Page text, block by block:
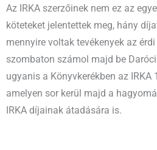
Az IRKA szerzőinek nem ez az
köteteket jelentettek meg, hány
mennyire voltak tevékenyek az
szombaton számol majd be
ugyanis a Könyvkerékben az IRKA
amelyen sor kerül majd a
IRKA díjainak átadására is.